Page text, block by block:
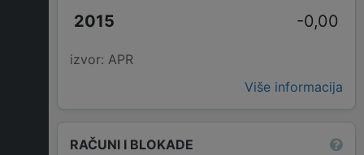
-0,00
izvor: APR
Više informacija
RAČUNI I BLOKADE